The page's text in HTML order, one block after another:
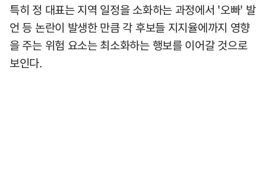
특히 정 대표는 지역 일정을 소화하는 과정에서 '오빠' 발
언 등 논란이 발생한 만큼 각 후보들 지지율에까지 영향
을 주는 위험 요소는 최소화하는 행보를 이어갈 것으로
보인다.